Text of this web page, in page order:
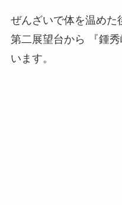
ぜんざいで体を温めた
第二展望台から 『鍾
います。